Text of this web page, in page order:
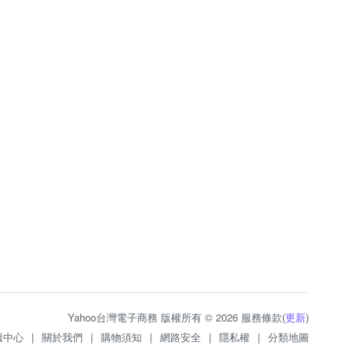
Yahoo台灣電子商務 版權所有 © 2026 服務條款(更新)
中心 | 關於我們 | 購物須知 | 網路安全 | 隱私權 | 分類地圖